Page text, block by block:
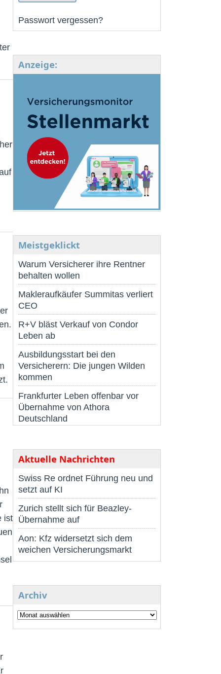
ist
Passwort vergessen?
Anzeige:
Meistgeklickt
Warum Versicherer ihre Rentner
behalten wollen
Makleraufkäufer Summitas verliert
CEO
R+V bläst Verkauf von Condor
Leben ab
Ausbildungsstart bei den
Versicherern: Die jungen Wilden
kommen
Frankfurter Leben offenbar vor
Übernahme von Athora
Deutschland
Aktuelle Nachrichten
Swiss Re ordnet Führung neu und
setzt auf KI
Zurich stellt sich für Beazley-
Übernahme auf
Aon: Kfz widersetzt sich dem
weichen Versicherungsmarkt
Archiv